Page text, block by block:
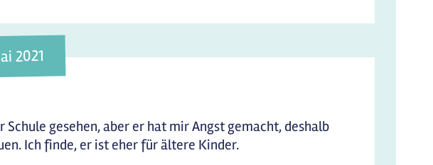
2021
Schule gesehen, aber er hat mir Angst gemacht, deshalb
Ich finde, er ist eher für ältere Kinder.